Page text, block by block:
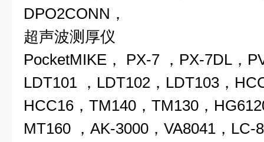
DPO2CONN，
超声波测厚仪
PocketMIKE， PX-7 ，PX-7DL，
LDT101 ，LDT102，LDT103，
HCC16，TM140，TM130，
MT160 ，AK-3000，VA8041，LC-